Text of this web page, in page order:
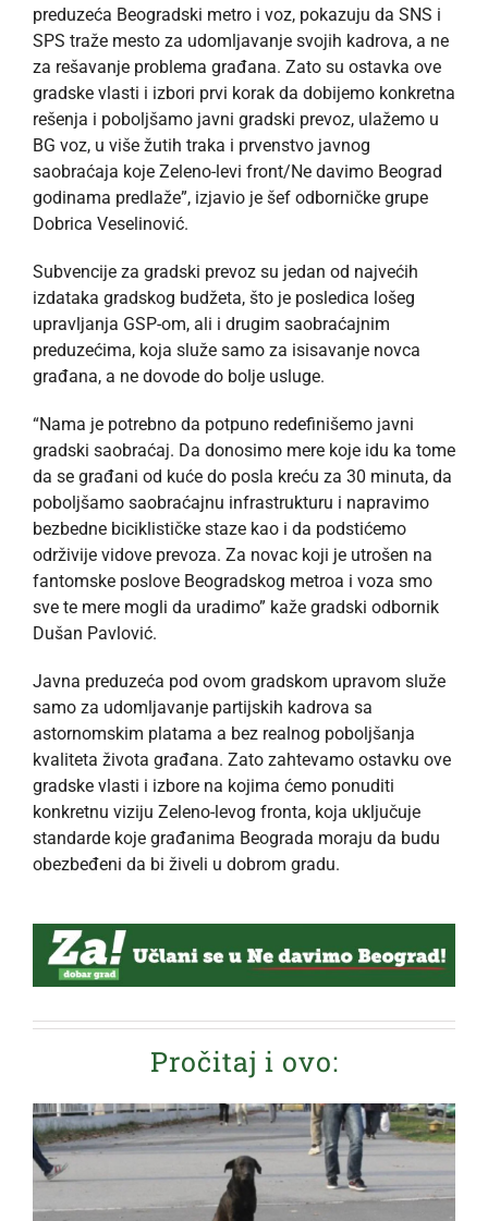
preduzeća Beogradski metro i voz, pokazuju da SNS i
SPS traže mesto za udomljavanje svojih kadrova, a ne
za rešavanje problema građana. Zato su ostavka ove
gradske vlasti i izbori prvi korak da dobijemo konkretna
rešenja i poboljšamo javni gradski prevoz, ulažemo u
BG voz, u više žutih traka i prvenstvo javnog
saobraćaja koje Zeleno-levi front/Ne davimo Beograd
godinama predlaže”, izjavio je šef odborničke grupe
Dobrica Veselinović.
Subvencije za gradski prevoz su jedan od najvećih
izdataka gradskog budžeta, što je posledica lošeg
upravljanja GSP-om, ali i drugim saobraćajnim
preduzećima, koja služe samo za isisavanje novca
građana, a ne dovode do bolje usluge.
“Nama je potrebno da potpuno redefinišemo javni
gradski saobraćaj. Da donosimo mere koje idu ka tome
da se građani od kuće do posla kreću za 30 minuta, da
poboljšamo saobraćajnu infrastrukturu i napravimo
bezbedne biciklističke staze kao i da podstićemo
održivije vidove prevoza. Za novac koji je utrošen na
fantomske poslove Beogradskog metroa i voza smo
sve te mere mogli da uradimo” kaže gradski odbornik
Dušan Pavlović.
Javna preduzeća pod ovom gradskom upravom služe
samo za udomljavanje partijskih kadrova sa
astornomskim platama a bez realnog poboljšanja
kvaliteta života građana. Zato zahtevamo ostavku ove
gradske vlasti i izbore na kojima ćemo ponuditi
konkretnu viziju Zeleno-levog fronta, koja uključuje
standarde koje građanima Beograda moraju da budu
obezbeđeni da bi živeli u dobrom gradu.
Pročitaj i ovo: